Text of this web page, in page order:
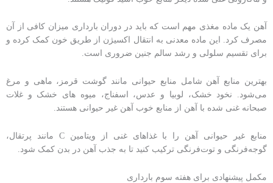
آهن یک ماده مغذی مهم است که باید در دوران بارداری میزان کافی از آن
مصرف کرد. این ماده معدنی به انتقال اکسیژن از طریق خون کمک کرده و
برای تقسیم سلولی و رشد سالم جنین ضروری است.
بهترین منابع آهن شامل منابع حیوانی مانند گوشت قرمز، ماهی و مرغ
می‌شود. نخود خشک، لوبیا و عدس، اسفناج، میوه های خشک و غلات
صبحانه غنی شده با آهن از منابع خوب آهن غیر حیوانی هستند.
منابع غیر حیوانی آهن را با غذاهای غنی از ویتامین C مانند پرتقال،
گوجه‌فرنگی و توت‌فرنگی ترکیب کنید تا به جذب آهن در بدن کمک شود.
مکمل پیشنهادی برای هفته سوم بارداری